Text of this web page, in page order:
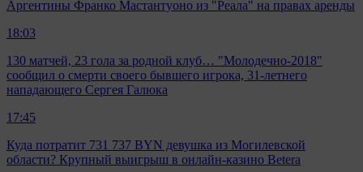
Аргентины Франко Мастантуоно из "Реала" на правах аренды
18:03
130 матчей, 23 гола за родной клуб… "Молодечно-2018"
сообщил о смерти своего бывшего игрока, 31-летнего
нападающего Сергея Галюка
17:45
Куда потратит 731 737 BYN девушка из Могилевской
области? Крупный выигрыш в онлайн-казино Betera